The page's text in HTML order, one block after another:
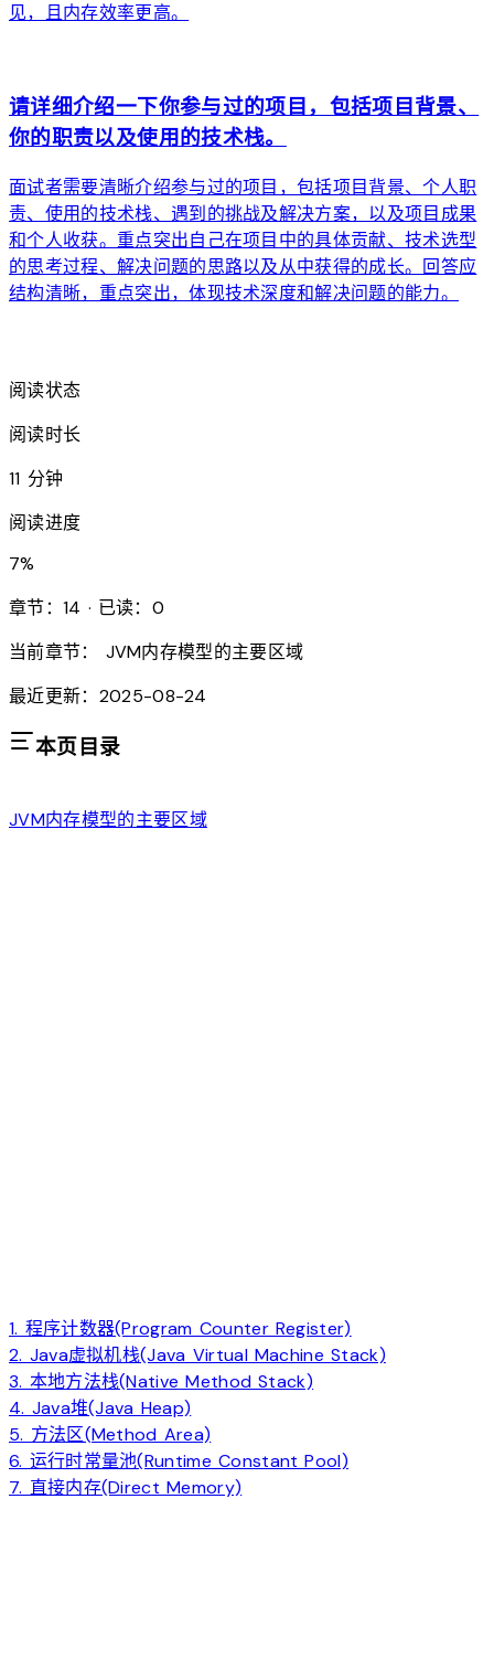
见，且内存效率更高。
请详细介绍一下你参与过的项目，包括项目背景、
你的职责以及使用的技术栈。
面试者需要清晰介绍参与过的项目，包括项目背景、个人职
责、使用的技术栈、遇到的挑战及解决方案，以及项目成果
和个人收获。重点突出自己在项目中的具体贡献、技术选型
的思考过程、解决问题的思路以及从中获得的成长。回答应
结构清晰，重点突出，体现技术深度和解决问题的能力。
阅读状态
阅读时长
11 分钟
阅读进度
7%
章节：14 · 已读：0
当前章节：
JVM内存模型的主要区域
最近更新：2025-08-24
本页目录
JVM内存模型的主要区域
1. 程序计数器(Program Counter Register)
2. Java虚拟机栈(Java Virtual Machine Stack)
3. 本地方法栈(Native Method Stack)
4. Java堆(Java Heap)
5. 方法区(Method Area)
6. 运行时常量池(Runtime Constant Pool)
7. 直接内存(Direct Memory)